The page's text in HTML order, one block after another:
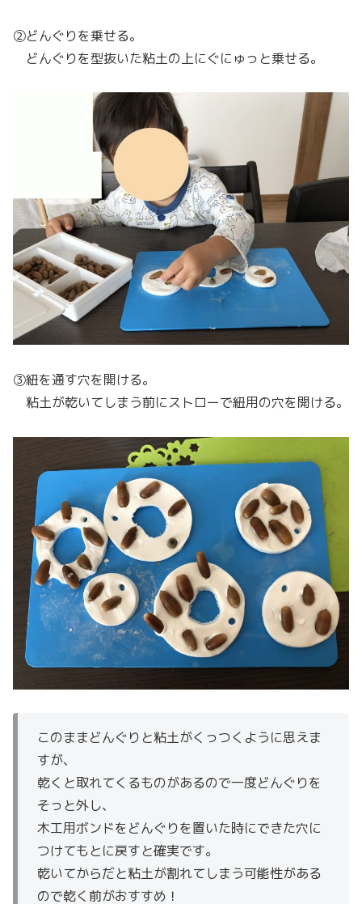
②どんぐりを乗せる。
どんぐりを型抜いた粘土の上にぐにゅっと乗せる。
③紐を通す穴を開ける。
粘土が乾いてしまう前にストローで紐用の穴を開ける。
このままどんぐりと粘土がくっつくように思えま
すが、
乾くと取れてくるものがあるので一度どんぐりを
そっと外し、
木工用ボンドをどんぐりを置いた時にできた穴に
つけてもとに戻すと確実です。
乾いてからだと粘土が割れてしまう可能性がある
ので乾く前がおすすめ！